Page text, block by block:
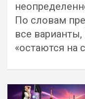
По словам
все
«остаются на
Навигация